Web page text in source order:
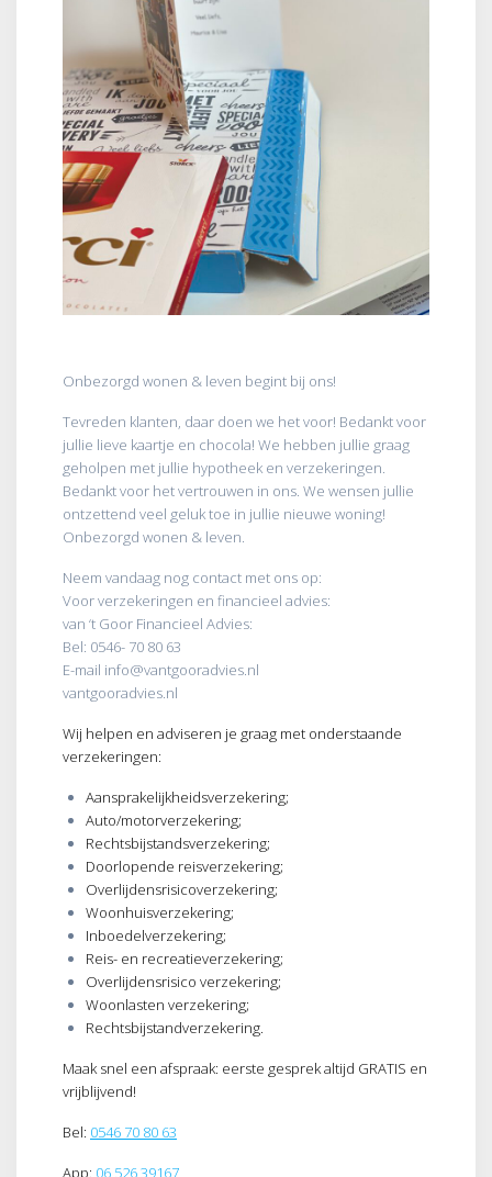
Onbezorgd wonen & leven begint bij ons!
Tevreden klanten, daar doen we het voor! Bedankt voor
jullie lieve kaartje en chocola! We hebben jullie graag
geholpen met jullie hypotheek en verzekeringen.
Bedankt voor het vertrouwen in ons. We wensen jullie
ontzettend veel geluk toe in jullie nieuwe woning!
Onbezorgd wonen & leven.
Neem vandaag nog contact met ons op:
Voor verzekeringen en financieel advies:
van ‘t Goor Financieel Advies:
Bel: 0546- 70 80 63
E-mail info@vantgooradvies.nl
vantgooradvies.nl
Wij helpen en adviseren je graag met onderstaande
verzekeringen:
Aansprakelijkheidsverzekering;
Auto/motorverzekering;
Rechtsbijstandsverzekering;
Doorlopende reisverzekering;
Overlijdensrisicoverzekering;
Woonhuisverzekering;
Inboedelverzekering;
Reis- en recreatieverzekering;
Overlijdensrisico verzekering;
Woonlasten verzekering;
Rechtsbijstandverzekering.
Maak snel een afspraak: eerste gesprek altijd GRATIS en
vrijblijvend!
Bel: 0546 70 80 63
App: 06 526 39167